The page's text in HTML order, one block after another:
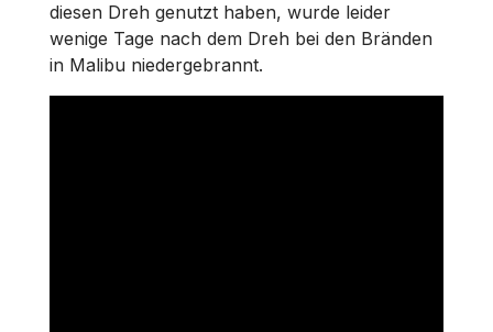
diesen Dreh genutzt haben, wurde leider
wenige Tage nach dem Dreh bei den Bränden
in Malibu niedergebrannt.